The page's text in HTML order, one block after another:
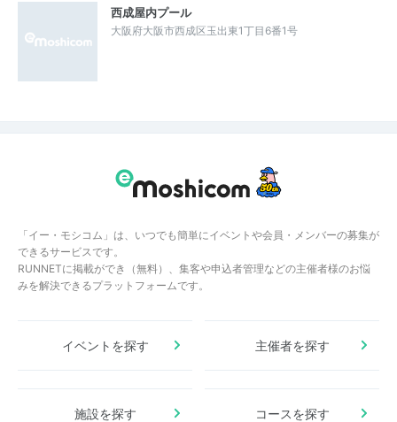
西成屋内プール
大阪府大阪市西成区玉出東1丁目6番1号
「イー・モシコム」は、いつでも簡単にイベントや会員・メンバーの募集が
できるサービスです。
RUNNETに掲載ができ（無料）、集客や申込者管理などの主催者様のお悩
みを解決できるプラットフォームです。
イベントを探す 主催者を探す
施設を探す コースを探す